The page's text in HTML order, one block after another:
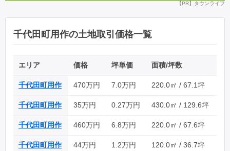
【PR】タウンライフ
千代田町用作の土地取引価格一覧
千代田町用作 470万円 7.0万円 220.0㎡ / 67.1坪
千代田町用作 35万円 0.27万円 430.0㎡ / 129.6坪
千代田町用作 460万円 6.8万円 220.0㎡ / 67.6坪
千代田町用作 44万円 1.2万円 120.0㎡ / 36.7坪
エリア 価格 坪単価 面積/坪数